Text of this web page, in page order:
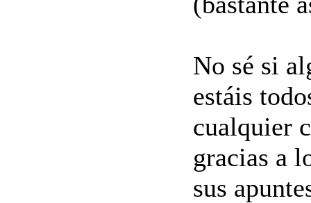
No sé si
estáis
cualquier
gracias a
sus